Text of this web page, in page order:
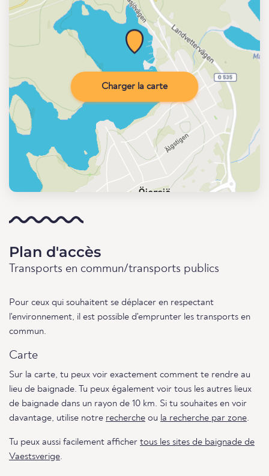
Charger la carte
Plan d'accès
Transports en commun/transports publics
Pour ceux qui souhaitent se déplacer en respectant
l'environnement, il est possible d'emprunter les transports en
commun.
Carte
Sur la carte, tu peux voir exactement comment te rendre au
lieu de baignade. Tu peux également voir tous les autres lieux
de baignade dans un rayon de 10 km. Si tu souhaites en voir
davantage, utilise notre recherche ou la recherche par zone.
Tu peux aussi facilement afficher tous les sites de baignade de
Vaestsverige.